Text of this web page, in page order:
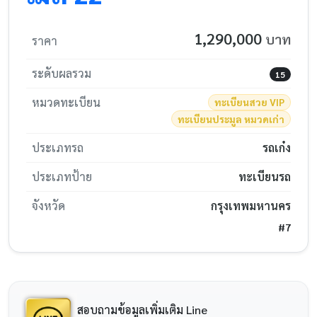
ราคา 1,290,000 บาท
ระดับผลรวม 15
หมวดทะเบียน
ทะเบียนสวย VIP
ทะเบียนประมูล หมวดเก่า
ประเภทรถ
รถเก๋ง
ประเภทป้าย
ทะเบียนรถ
จังหวัด
กรุงเทพมหานคร
#7
สอบถามข้อมูลเพิ่มเติม Line